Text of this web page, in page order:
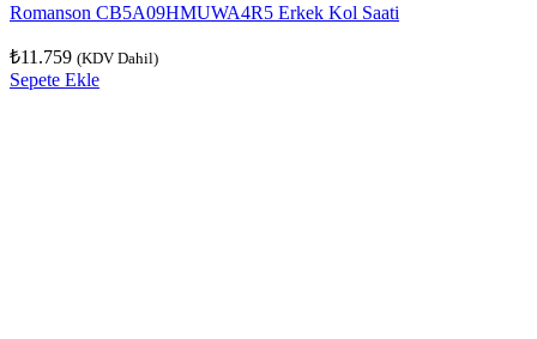
Romanson CB5A09HMUWA4R5 Erkek Kol Saati
₺11.759 (KDV Dahil)
Sepete Ekle